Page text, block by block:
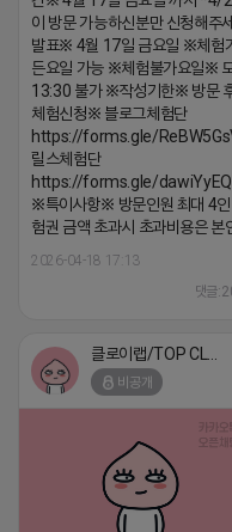
이 방문 가능하신분만 신청해
발표※ 4월 17일 금요일 ※체험
든요일 가능 ※체험불가요일※
13:30 불가 ※작성기한※ 방문
체험신청※ 블로그체험단
https://forms.gle/
릴스체험단
https://forms.gle/
※특이사항※ 방문인원 최대 4인
험권 금액 초과시 초과비용은 본
2026-04-18 17:13
댓글
비공개